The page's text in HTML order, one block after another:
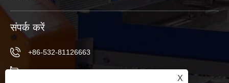
संपर्क करें
+86-532-81126663
X